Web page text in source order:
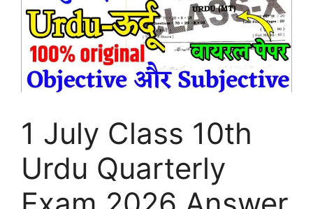
1 July Class 10th
Urdu Quarterly